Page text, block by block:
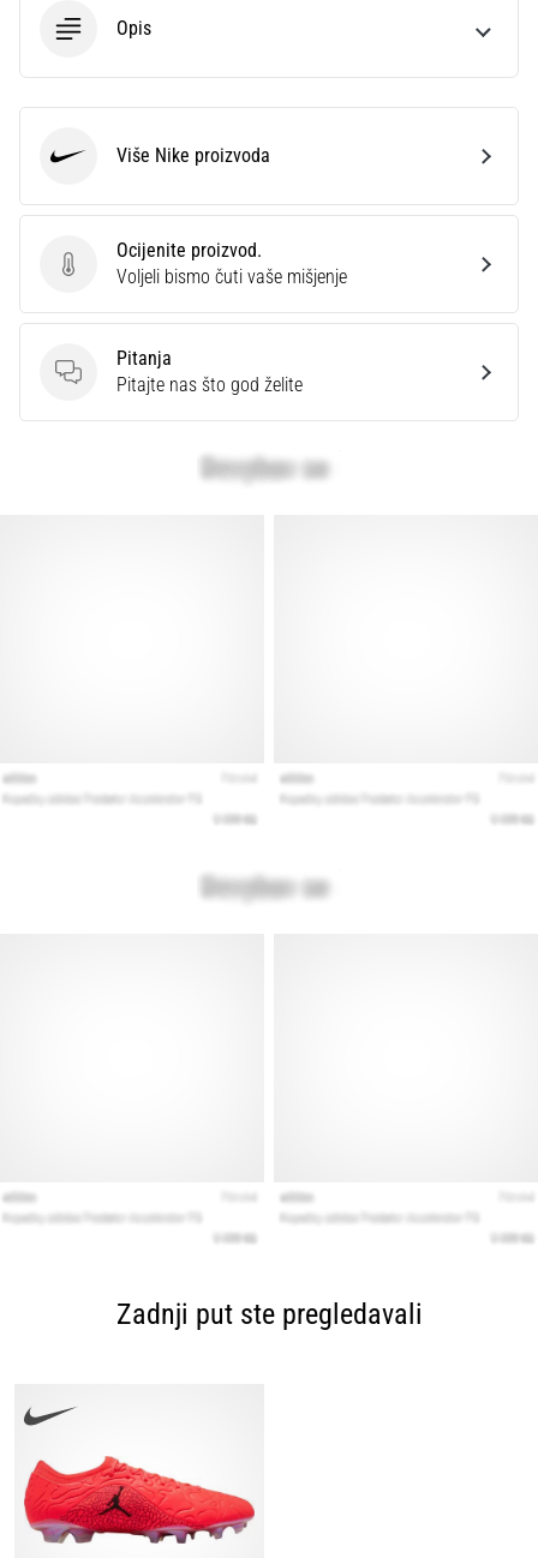
Opis
Ocijenite proizvod.
Ocijenite proizvod.
Voljeli bismo čuti vaše mišjenje
Pitanja
Pitanja
Pitajte nas što god želite
Više Nike proizvoda
Zadnji put ste pregledavali